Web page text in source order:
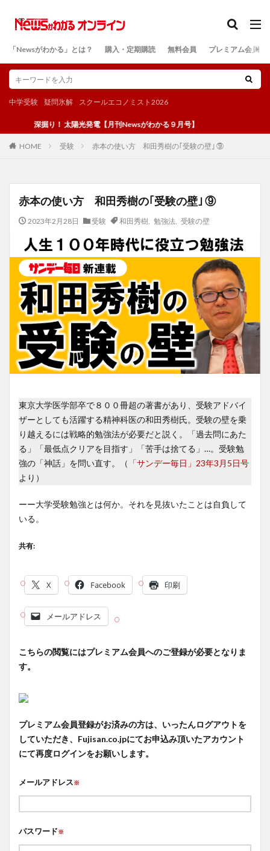
「Newsがわかる」とは？ 購入・定期購読 無料会員 プレミアム会員
中学受験 疑問氷解 スクールエコノミスト2026
深掘り！ 太陽光発電【月刊Newsがわかる９月号】
HOME 受験 赤本の使い方 和田秀樹の｢受験の壁｣ ⑨
赤本の使い方 和田秀樹の｢受験の壁｣ ⑨
2023年2月28日 受験 和田秀樹, 勉強法, 受験の壁
東京大学医学部卒で８００冊超の著書があり、受験アドバイ
ザーとしても活躍する精神科医の和田秀樹氏。受験の壁を乗
り越えるには戦略的勉強法が必要だと説く。「過去問にあた
る」「最低点クリアを目指す」「苦手は捨てる」…。受験勉
強の「神話」を問い直す。（ 「サンデー毎日」23年3月5日号
より）
ーー大学受験勉強とは何か。それを見抜いたことは自負して
いる。
共有:
X Facebook 印刷
メールアドレス
こちらの閲覧にはプレミアム会員へのご登録が必要となりま
す。
プレミアム会員登録がお済みの方は、いったんログアウトを
していただき、Fujisan.co.jpにてお申込み頂いたアカウント
にて再度ログインをお願いします。
メールアドレス※
パスワード※
検索